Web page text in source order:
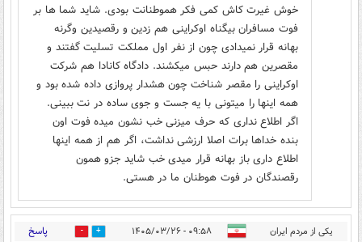
خوش غیرت کاش کمی فکر هموطنانت بودی. شاید شما ها بر
فوت مسافران بیگناه اوکراینی هم زدین و رقصیدین وگرنه
بهانه قرار نمیدادی چون از نفر اول مملکت تسلیت گفتند و
مقصرین هم دارند حبس میکشند. دادگاه کانادا هم شرکت
اوکراینی را مقصر شناخت چون هشدار پروازی داده شده بود و
همه اینها را میتونی با یه جست و جوی ساده در نت ببینی.
اگر اطلاع نداری که حرف میزنی خب نشون میده فوت اون
بنده خداها برات اصلا ارزشی نداشت، اگر هم از همه اینها
اطلاع داری باز بهانه قرار میدی خب شاید جزو همون
رقصندگان در فوت هوطنان ما در هستی.
یکی از مردم ایران ۰۹:۵۸ - ۱۴۰۵/۰۳/۲۶ 9 پاسخ